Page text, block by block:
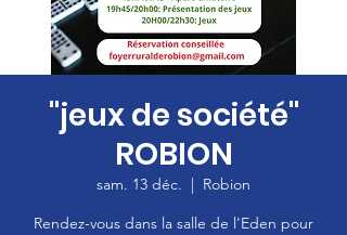
"jeux de société"
ROBION
sam. 13 déc.
  |
Robion
Rendez-vous dans la salle de l'Eden pour